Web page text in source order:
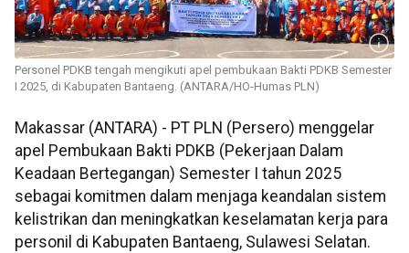
Personel PDKB tengah mengikuti apel pembukaan Bakti PDKB Semester
I 2025, di Kabupaten Bantaeng. (ANTARA/HO-Humas PLN)
Makassar (ANTARA) - PT PLN (Persero) menggelar
apel Pembukaan Bakti PDKB (Pekerjaan Dalam
Keadaan Bertegangan) Semester I tahun 2025
sebagai komitmen dalam menjaga keandalan sistem
kelistrikan dan meningkatkan keselamatan kerja para
personil di Kabupaten Bantaeng, Sulawesi Selatan.